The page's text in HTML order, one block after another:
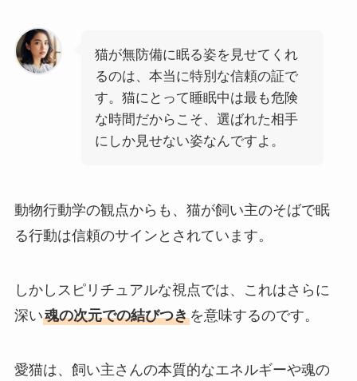
猫が無防備に眠る姿を見せてくれ
るのは、本当に特別な信頼の証で
す。猫にとって睡眠中は最も危険
な時間だからこそ、選ばれた相手
にしか見せない姿なんですよ。
動物行動学の観点からも、猫が飼い主のそばで眠
る行動は信頼のサインとされています。
しかしスピリチュアルな視点では、これはさらに
深い魂の次元での結びつきを意味するのです。
愛猫は、飼い主さんの本質的なエネルギーや魂の